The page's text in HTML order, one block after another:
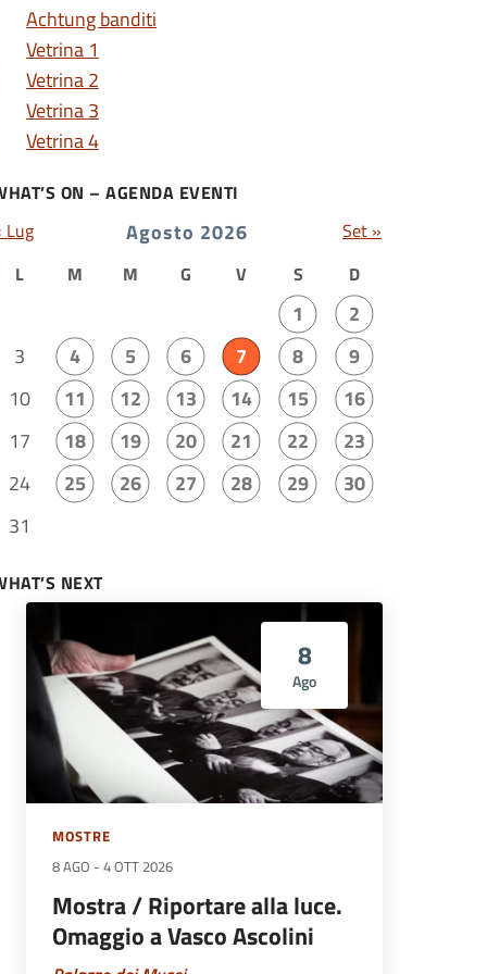
Achtung banditi
Vetrina 1
Vetrina 2
Vetrina 3
Vetrina 4
ON – AGENDA EVENTI
Agosto 2026
L M M G V S D
1
2
3
4 5 6 7 8
9
10
11 12 13 14 15
16
17
18 19 20 21 22
23
24
25 26 27 28 29
30
31
Lug Set »
NEXT
8
Ago
MOSTRE
8 AGO - 4 OTT 2026
Mostra / Riportare alla luce.
Omaggio a Vasco Ascolini